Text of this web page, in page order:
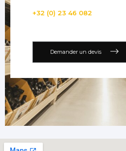
+32 (0) 23 46 082
Demander un devis